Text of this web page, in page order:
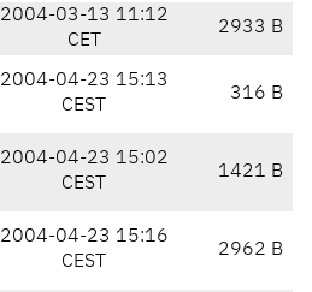
2004-03-13 11:12
CET
2933 B
2004-04-23 15:13
CEST
316 B
2004-04-23 15:02
CEST
1421 B
2004-04-23 15:16
CEST
2962 B